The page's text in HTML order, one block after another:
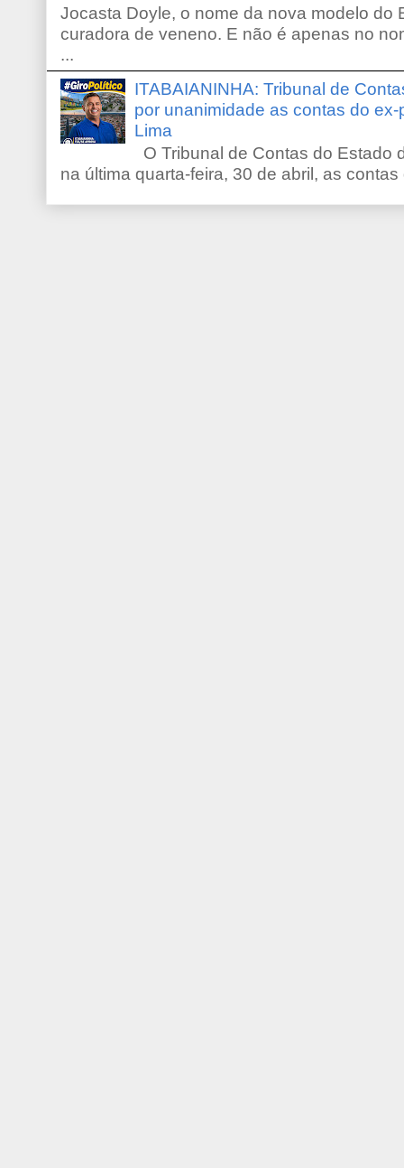
Jocasta Doyle, o nome da nova modelo do
curadora de veneno. E não é apenas no
...
ITABAIANINHA: Tribunal de
por unanimidade as contas do
Lima
O Tribunal de Contas do Estado
na última quarta-feira, 30 de abril, as